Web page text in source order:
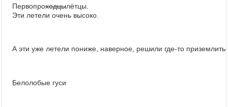
Первопроходцылётцы.
Эти летели очень высоко.
А эти уже летели пониже, наверное, решили где-то
Белолобые гуси